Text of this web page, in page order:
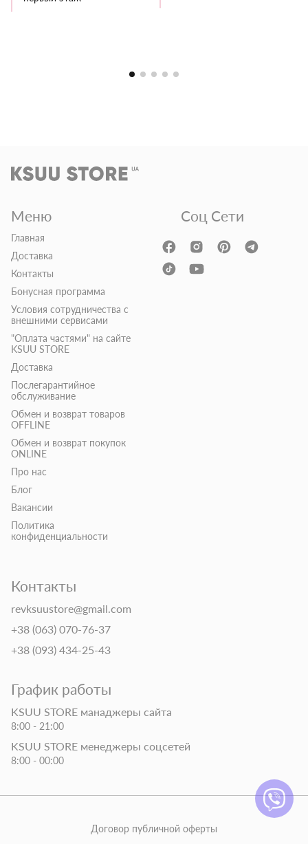
Меню
Главная
Доставка
Контакты
Бонусная программа
Условия сотрудничества с
внешними сервисами
"Оплата частями" на сайте
KSUU STORE
Доставка
Послегарантийное
обслуживание
Обмен и возврат товаров
OFFLINE
Обмен и возврат покупок
ONLINE
Про нас
Блог
Вакансии
Политика
конфиденциальности
Контакты
revksuustore@gmail.com
+38 (063) 070-76-37
+38 (093) 434-25-43
График работы
KSUU STORE манаджеры сайта
8:00 - 21:00
KSUU STORE менеджеры соцсетей
8:00 - 00:00
Соц Сети
Договор публичной оферты